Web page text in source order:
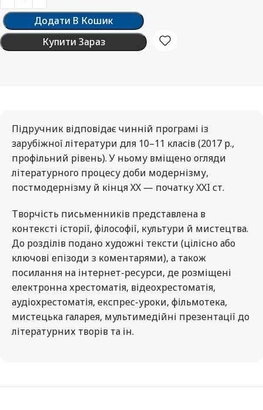
Додати В Кошик
Купити Зараз
Підручник відповідає чинній програмі із
зарубіжної літератури для 10–11 класів (2017 р.,
профільний рівень). У ньому вміщено огляди
літературного процесу доби модернізму,
постмодернізму й кінця XX — початку XXI ст.
Творчість письменників представлена в
контексті історії, філософії, культури й мистецтва.
До розділів подано художні тексти (цілісно або
ключові епізоди з коментарями), а також
посилання на інтернет-ресурси, де розміщені
електронна хрестоматія, відеохрестоматія,
аудіохрестоматія, експрес-уроки, фільмотека,
мистецька галарея, мультимедійні презентації до
літературних творів та ін.